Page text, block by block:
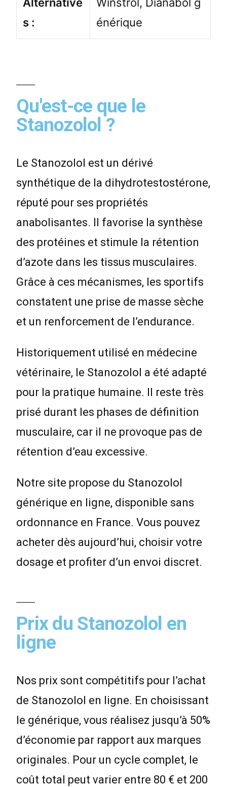
s :
énérique
Qu'est-ce que le
Stanozolol ?
Le Stanozolol est un dérivé
synthétique de la dihydrotestostérone,
réputé pour ses propriétés
anabolisantes. Il favorise la synthèse
des protéines et stimule la rétention
d’azote dans les tissus musculaires.
Grâce à ces mécanismes, les sportifs
constatent une prise de masse sèche
et un renforcement de l’endurance.
Historiquement utilisé en médecine
vétérinaire, le Stanozolol a été adapté
pour la pratique humaine. Il reste très
prisé durant les phases de définition
musculaire, car il ne provoque pas de
rétention d’eau excessive.
Notre site propose du Stanozolol
générique en ligne, disponible sans
ordonnance en France. Vous pouvez
acheter dès aujourd’hui, choisir votre
dosage et profiter d’un envoi discret.
Prix du Stanozolol en
ligne
Nos prix sont compétitifs pour l’achat
de Stanozolol en ligne. En choisissant
le générique, vous réalisez jusqu’à 50%
d’économie par rapport aux marques
originales. Pour un cycle complet, le
coût total peut varier entre 80 € et 200